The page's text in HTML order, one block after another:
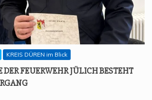
KREIS DÜREN im Blick
DER FEU­ER­WEHR JÜLICH BESTEHT